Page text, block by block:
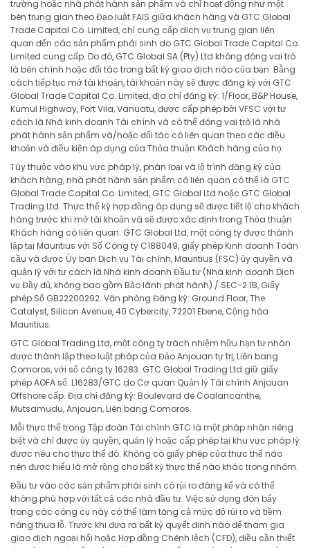
trường hoặc nhà phát hành sản phẩm và chỉ hoạt động như một
bên trung gian theo Đạo luật FAIS giữa khách hàng và GTC Global
Trade Capital Co. Limited, chỉ cung cấp dịch vụ trung gian liên
quan đến các sản phẩm phái sinh do GTC Global Trade Capital Co.
Limited cung cấp. Do đó, GTC Global SA (Pty) Ltd không đóng vai trò
là bên chính hoặc đối tác trong bất kỳ giao dịch nào của bạn. Bằng
cách tiếp tục mở tài khoản, tài khoản này sẽ được đăng ký với GTC
Global Trade Capital Co. Limited, địa chỉ đăng ký: 1/Floor, B&P House,
Kumul Highway, Port Vila, Vanuatu, được cấp phép bởi VFSC với tư
cách là Nhà kinh doanh Tài chính và có thể đóng vai trò là nhà
phát hành sản phẩm và/hoặc đối tác có liên quan theo các điều
khoản và điều kiện áp dụng của Thỏa thuận Khách hàng của họ.
Tùy thuộc vào khu vực pháp lý, phân loại và lộ trình đăng ký của
khách hàng, nhà phát hành sản phẩm có liên quan có thể là GTC
Global Trade Capital Co. Limited, GTC Global Ltd hoặc GTC Global
Trading Ltd. Thực thể ký hợp đồng áp dụng sẽ được tiết lộ cho khách
hàng trước khi mở tài khoản và sẽ được xác định trong Thỏa thuận
Khách hàng có liên quan. GTC Global Ltd, một công ty được thành
lập tại Mauritius với Số Công ty C188049, giấy phép Kinh doanh Toàn
cầu và được Ủy ban Dịch vụ Tài chính, Mauritius (FSC) ủy quyền và
quản lý với tư cách là Nhà kinh doanh Đầu tư (Nhà kinh doanh Dịch
vụ Đầy đủ, không bao gồm Bảo lãnh phát hành) / SEC-2.1B, Giấy
phép Số GB22200292. Văn phòng Đăng ký: Ground Floor, The
Catalyst, Silicon Avenue, 40 Cybercity, 72201 Ebene, Cộng hòa
Mauritius.
GTC Global Trading Ltd, một công ty trách nhiệm hữu hạn tư nhân
được thành lập theo luật pháp của Đảo Anjouan tự trị, Liên bang
Comoros, với số công ty 16283. GTC Global Trading Ltd giữ giấy
phép AOFA số. L16283/GTC do Cơ quan Quản lý Tài chính Anjouan
Offshore cấp. Địa chỉ đăng ký: Boulevard de Coalancanthe,
Mutsamudu, Anjouan, Liên bang Comoros.
Mỗi thực thể trong Tập đoàn Tài chính GTC là một pháp nhân riêng
biệt và chỉ được ủy quyền, quản lý hoặc cấp phép tại khu vực pháp lý
được nêu cho thực thể đó. Không có giấy phép của thực thể nào
nên được hiểu là mở rộng cho bất kỳ thực thể nào khác trong nhóm.
Đầu tư vào các sản phẩm phái sinh có rủi ro đáng kể và có thể
không phù hợp với tất cả các nhà đầu tư. Việc sử dụng đòn bẩy
trong các công cụ này có thể làm tăng cả mức độ rủi ro và tiềm
năng thua lỗ. Trước khi đưa ra bất kỳ quyết định nào để tham gia
giao dịch ngoại hối hoặc Hợp đồng Chênh lệch (CFD), điều cần thiết